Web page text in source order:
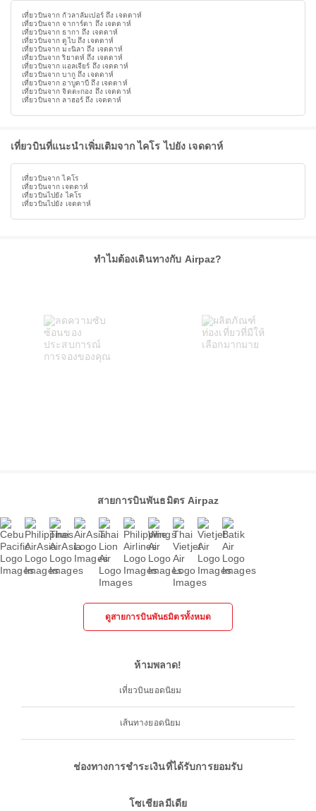
เที่ยวบินจาก กัวลาลัมเปอร์ ถึง เจดดาห์
เที่ยวบินจาก จาการ์ตา ถึง เจดดาห์
เที่ยวบินจาก ธากา ถึง เจดดาห์
เที่ยวบินจาก ดูไบ ถึง เจดดาห์
เที่ยวบินจาก มะนิลา ถึง เจดดาห์
เที่ยวบินจาก ริยาดห์ ถึง เจดดาห์
เที่ยวบินจาก แอลเจียร์ ถึง เจดดาห์
เที่ยวบินจาก บากู ถึง เจดดาห์
เที่ยวบินจาก อาบูดาบี ถึง เจดดาห์
เที่ยวบินจาก จิตตะกอง ถึง เจดดาห์
เที่ยวบินจาก ลาฮอร์ ถึง เจดดาห์
เที่ยวบินที่แนะนำเพิ่มเติมจาก ไคโร ไปยัง เจดดาห์
เที่ยวบินจาก ไคโร
เที่ยวบินจาก เจดดาห์
เที่ยวบินไปยัง ไคโร
เที่ยวบินไปยัง เจดดาห์
ทำไมต้องเดินทางกับ Airpaz?
สายการบินพันธมิตร Airpaz
ดูสายการบินพันธมิตรทั้งหมด
ห้ามพลาด!
เที่ยวบินยอดนิยม
เส้นทางยอดนิยม
ช่องทางการชำระเงินที่ได้รับการยอมรับ
โซเชียลมีเดีย